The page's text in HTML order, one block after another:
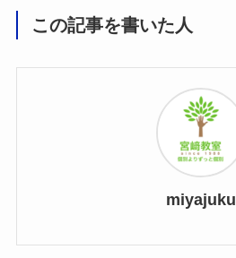
この記事を書いた人
miyajuku